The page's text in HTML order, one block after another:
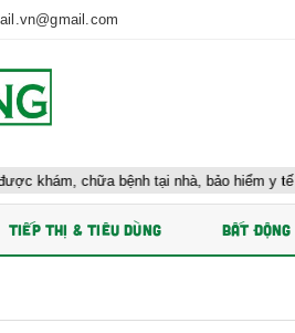
chữa bệnh tại nhà, bảo hiểm y tế chi trả
TIẾP THỊ & TIÊU DÙNG BẤT